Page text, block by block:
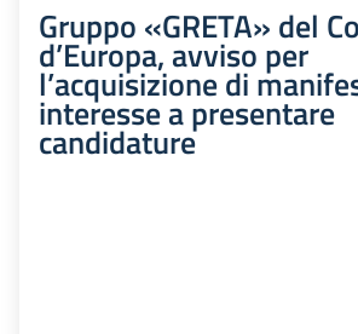
Gruppo «GRETA» del
d’Europa, avviso per
l’acquisizione di
interesse a presentare
candidature